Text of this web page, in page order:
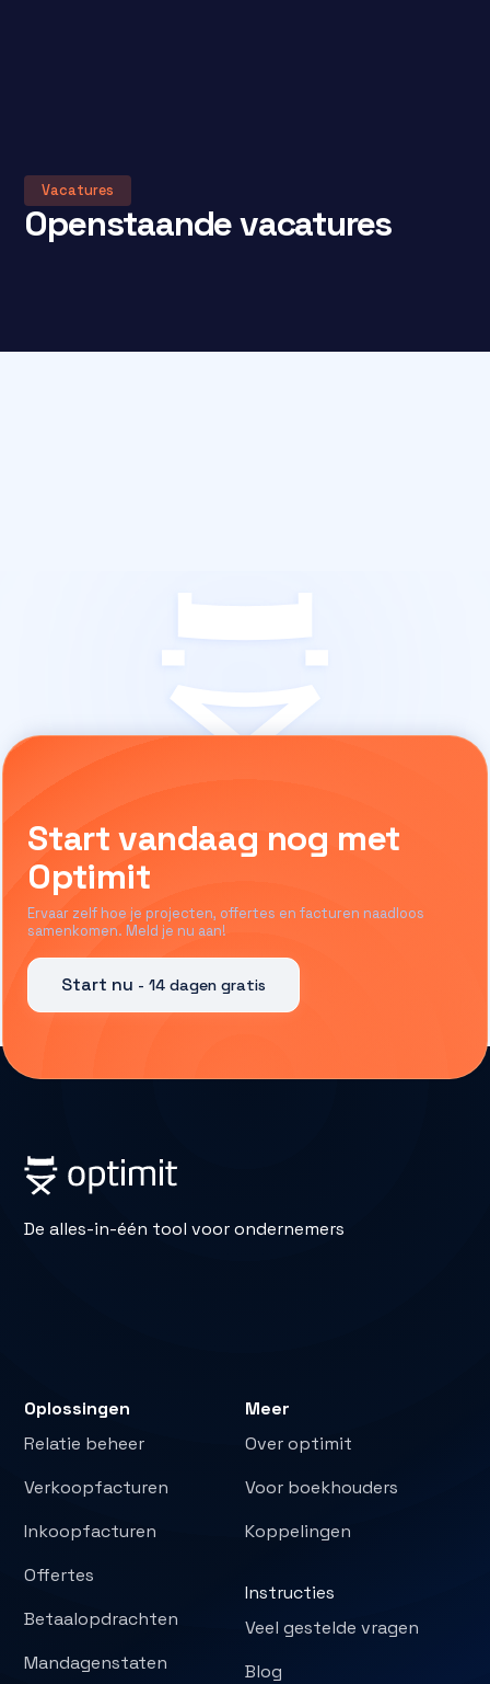
Vacatures
Openstaande vacatures
Start vandaag nog met
Optimit
Ervaar zelf hoe je projecten, offertes en facturen naadloos
samenkomen. Meld je nu aan!
Start nu - 14 dagen gratis
De alles-in-één tool voor ondernemers
Oplossingen
Relatie beheer
Verkoopfacturen
Inkoopfacturen
Offertes
Betaalopdrachten
Mandagenstaten
Meer
Over optimit
Voor boekhouders
Koppelingen
Instructies
Veel gestelde vragen
Blog